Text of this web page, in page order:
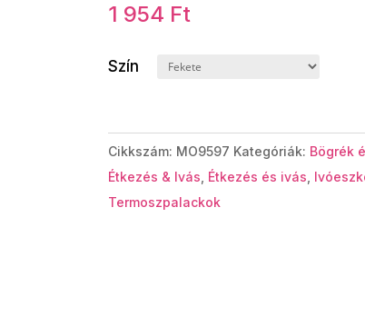
1 954 Ft
Szín
Cikkszám: MO9597 Kategóriák: Bögrék
Étkezés & Ivás Étkezés és ivás
Termoszpalackok